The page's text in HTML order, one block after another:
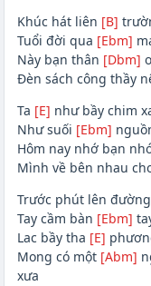
Khúc hát liên [B]
Tuổi đời qua [Ebm]
Này bạn thân [Dbm]
Đèn sách công thầy
Ta [E] như bầy chim
Như suối [Ebm]
Hôm nay nhớ bạn
Mình về bên nhau
Trước phút lên
Tay cầm bàn [Ebm]
Lac bầy tha [E]
Mong có một [Abm]
xưa